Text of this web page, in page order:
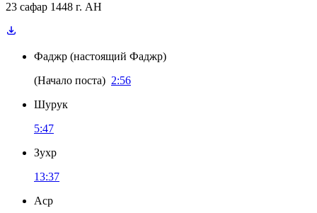
23 сафар 1448 г. AH
Фаджр (настоящий Фаджр)
(Начало поста) 2:56
Шурук
5:47
Зухр
13:37
Аср